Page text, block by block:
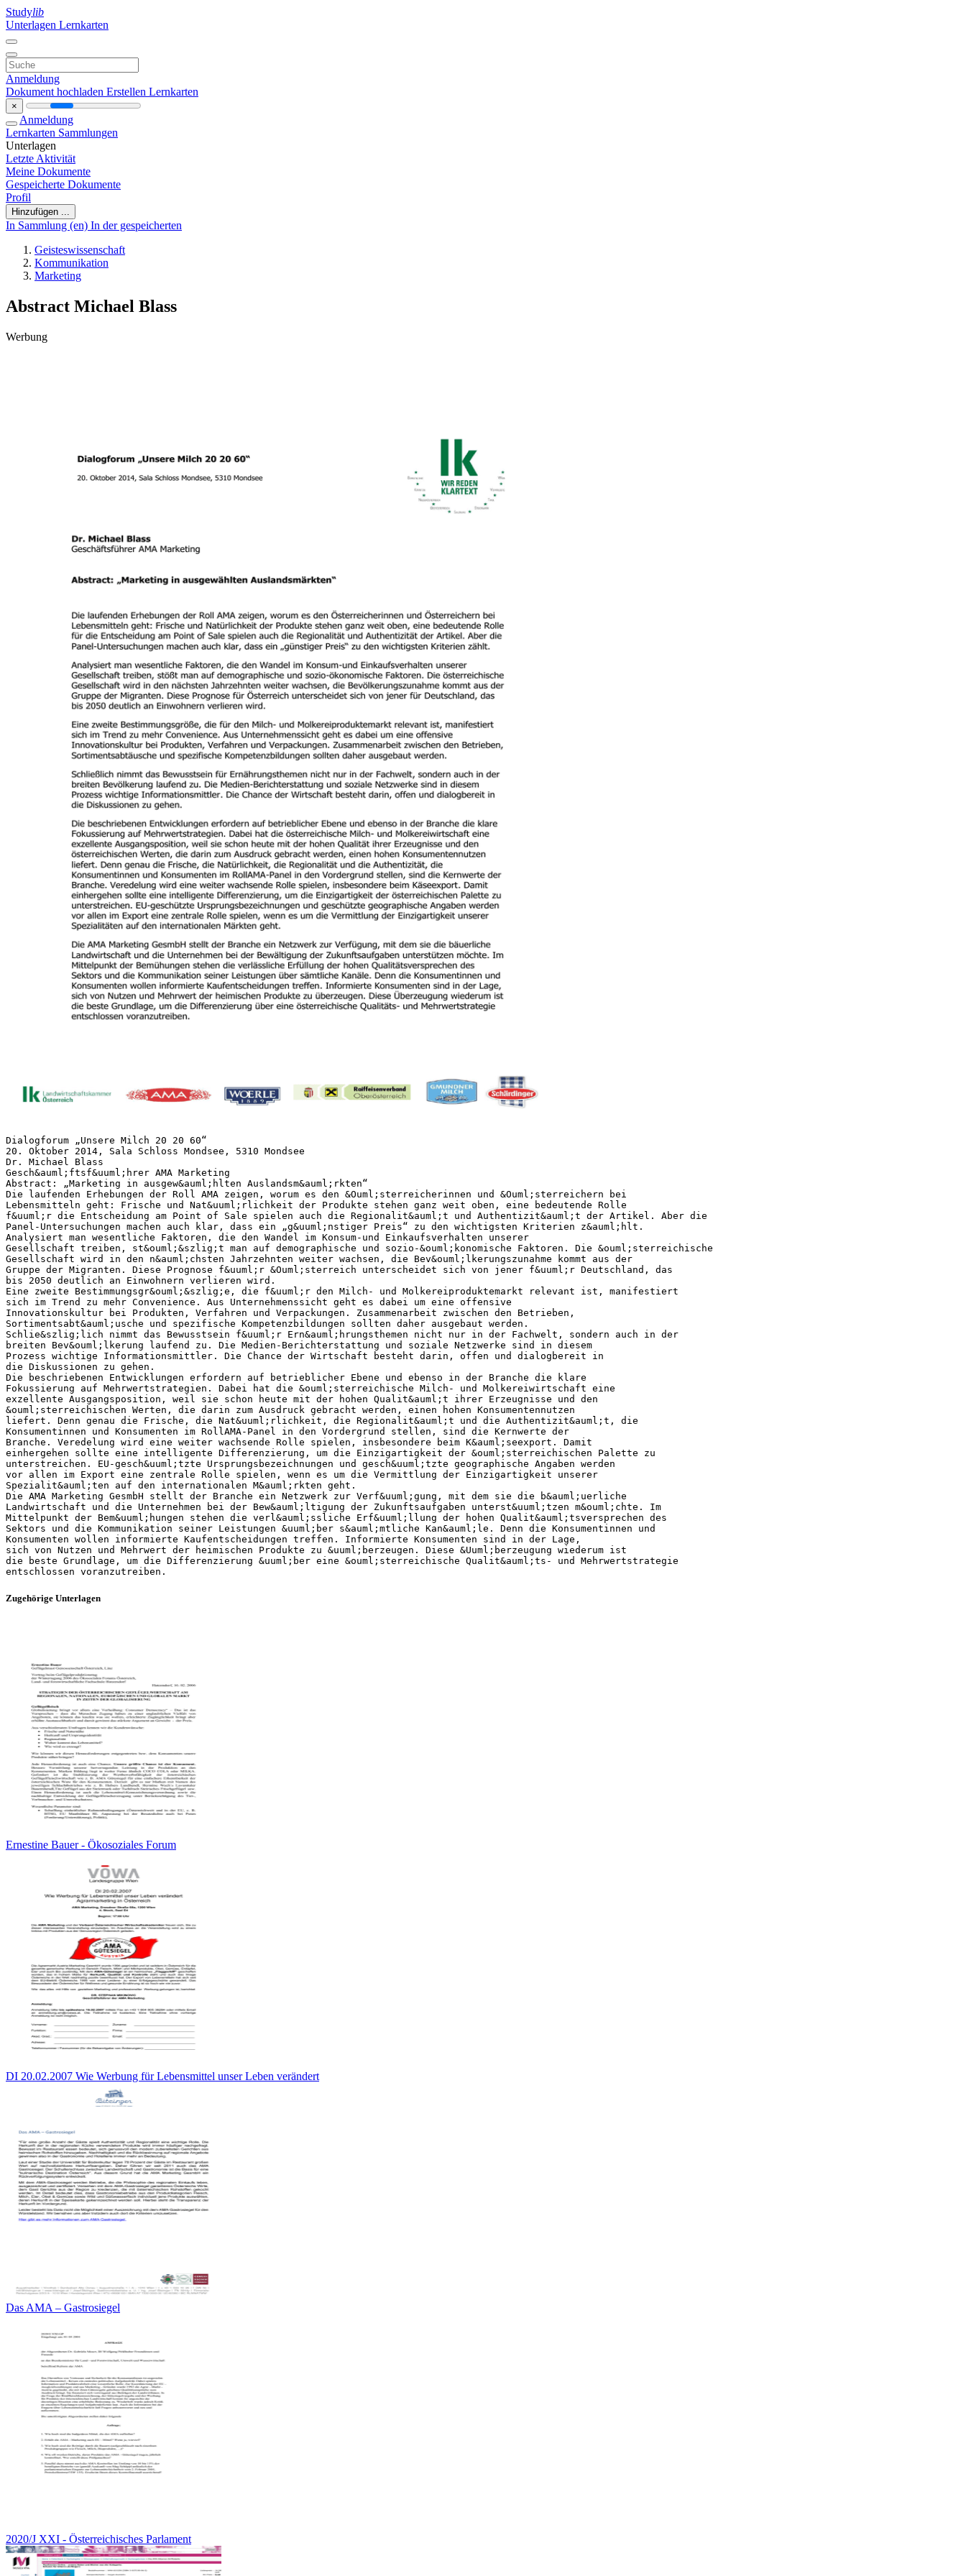
Studylib
Unterlagen Lernkarten
Anmeldung
Dokument hochladen Erstellen Lernkarten
×
Anmeldung
Lernkarten Sammlungen
Unterlagen
Letzte Aktivität
Meine Dokumente
Gespeicherte Dokumente
Profil
Hinzufügen ...
In Sammlung (en) In der gespeicherten
Geisteswissenschaft
Kommunikation
Marketing
Abstract Michael Blass
Werbung
Dialogforum „Unsere Milch 20 20 60“
20. Oktober 2014, Sala Schloss Mondsee, 5310 Mondsee
Dr. Michael Blass
Gesch&auml;ftsf&uuml;hrer AMA Marketing
Abstract: „Marketing in ausgew&auml;hlten Auslandsm&auml;rkten“
Die laufenden Erhebungen der Roll AMA zeigen, worum es den &Ouml;sterreicherinnen und &Ouml;sterreichern bei
Lebensmitteln geht: Frische und Nat&uuml;rlichkeit der Produkte stehen ganz weit oben, eine bedeutende Rolle
f&uuml;r die Entscheidung am Point of Sale spielen auch die Regionalit&auml;t und Authentizit&auml;t der Artikel. Aber die
Panel-Untersuchungen machen auch klar, dass ein „g&uuml;nstiger Preis“ zu den wichtigsten Kriterien z&auml;hlt.
Analysiert man wesentliche Faktoren, die den Wandel im Konsum-und Einkaufsverhalten unserer
Gesellschaft treiben, st&ouml;&szlig;t man auf demographische und sozio-&ouml;konomische Faktoren. Die &ouml;sterreichische
Gesellschaft wird in den n&auml;chsten Jahrzehnten weiter wachsen, die Bev&ouml;lkerungszunahme kommt aus der
Gruppe der Migranten. Diese Prognose f&uuml;r &Ouml;sterreich unterscheidet sich von jener f&uuml;r Deutschland, das
bis 2050 deutlich an Einwohnern verlieren wird.
Eine zweite Bestimmungsgr&ouml;&szlig;e, die f&uuml;r den Milch- und Molkereiproduktemarkt relevant ist, manifestiert
sich im Trend zu mehr Convenience. Aus Unternehmenssicht geht es dabei um eine offensive
Innovationskultur bei Produkten, Verfahren und Verpackungen. Zusammenarbeit zwischen den Betrieben,
Sortimentsabt&auml;usche und spezifische Kompetenzbildungen sollten daher ausgebaut werden.
Schlie&szlig;lich nimmt das Bewusstsein f&uuml;r Ern&auml;hrungsthemen nicht nur in der Fachwelt, sondern auch in der
breiten Bev&ouml;lkerung laufend zu. Die Medien-Berichterstattung und soziale Netzwerke sind in diesem
Prozess wichtige Informationsmittler. Die Chance der Wirtschaft besteht darin, offen und dialogbereit in
die Diskussionen zu gehen.
Die beschriebenen Entwicklungen erfordern auf betrieblicher Ebene und ebenso in der Branche die klare
Fokussierung auf Mehrwertstrategien. Dabei hat die &ouml;sterreichische Milch- und Molkereiwirtschaft eine
exzellente Ausgangsposition, weil sie schon heute mit der hohen Qualit&auml;t ihrer Erzeugnisse und den
&ouml;sterreichischen Werten, die darin zum Ausdruck gebracht werden, einen hohen Konsumentennutzen
liefert. Denn genau die Frische, die Nat&uuml;rlichkeit, die Regionalit&auml;t und die Authentizit&auml;t, die
Konsumentinnen und Konsumenten im RollAMA-Panel in den Vordergrund stellen, sind die Kernwerte der
Branche. Veredelung wird eine weiter wachsende Rolle spielen, insbesondere beim K&auml;seexport. Damit
einhergehen sollte eine intelligente Differenzierung, um die Einzigartigkeit der &ouml;sterreichischen Palette zu
unterstreichen. EU-gesch&uuml;tzte Ursprungsbezeichnungen und gesch&uuml;tzte geographische Angaben werden
vor allen im Export eine zentrale Rolle spielen, wenn es um die Vermittlung der Einzigartigkeit unserer
Spezialit&auml;ten auf den internationalen M&auml;rkten geht.
Die AMA Marketing GesmbH stellt der Branche ein Netzwerk zur Verf&uuml;gung, mit dem sie die b&auml;uerliche
Landwirtschaft und die Unternehmen bei der Bew&auml;ltigung der Zukunftsaufgaben unterst&uuml;tzen m&ouml;chte. Im
Mittelpunkt der Bem&uuml;hungen stehen die verl&auml;ssliche Erf&uuml;llung der hohen Qualit&auml;tsversprechen des
Sektors und die Kommunikation seiner Leistungen &uuml;ber s&auml;mtliche Kan&auml;le. Denn die Konsumentinnen und
Konsumenten wollen informierte Kaufentscheidungen treffen. Informierte Konsumenten sind in der Lage,
sich von Nutzen und Mehrwert der heimischen Produkte zu &uuml;berzeugen. Diese &Uuml;berzeugung wiederum ist
die beste Grundlage, um die Differenzierung &uuml;ber eine &ouml;sterreichische Qualit&auml;ts- und Mehrwertstrategie
Zugehörige Unterlagen
Ernestine Bauer - Ökosoziales Forum
DI 20.02.2007 Wie Werbung für Lebensmittel unser Leben verändert
Das AMA – Gastrosiegel
2020/J XXI - Österreichisches Parlament